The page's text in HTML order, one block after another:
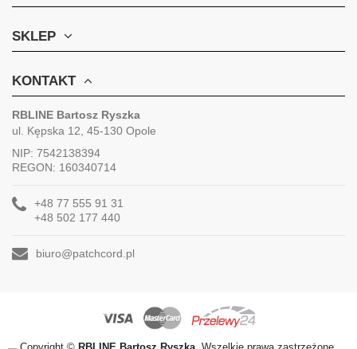
SKLEP
KONTAKT
RBLINE Bartosz Ryszka
ul. Kępska 12, 45-130 Opole
NIP: 7542138394
REGON: 160340714
+48 77 555 91 31
+48 502 177 440
biuro@patchcord.pl